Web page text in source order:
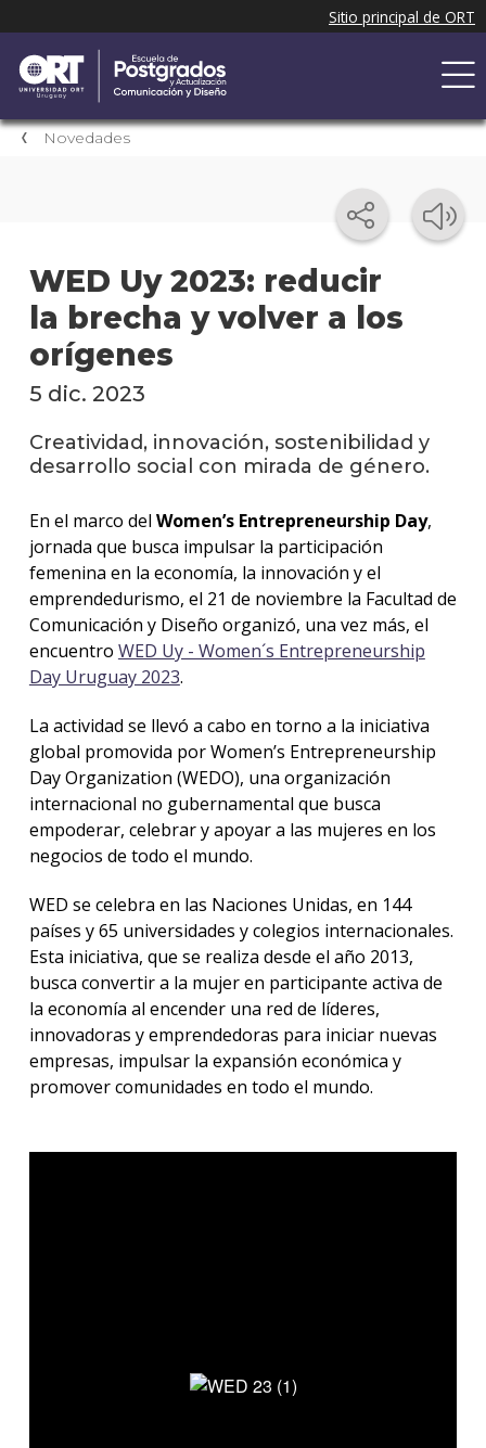
Novedades
WED Uy 2023: reducir
la brecha y volver a los
orígenes
5 dic. 2023
Creatividad, innovación, sostenibilidad y
desarrollo social con mirada de género.
En el marco del Women’s Entrepreneurship Day,
jornada que busca impulsar la participación
femenina en la economía, la innovación y el
emprendedurismo, el 21 de noviembre la Facultad de
Comunicación y Diseño organizó, una vez más, el
encuentro WED Uy - Women´s Entrepreneurship
Day Uruguay 2023.
La actividad se llevó a cabo en torno a la iniciativa
global promovida por Women’s Entrepreneurship
Day Organization (WEDO), una organización
internacional no gubernamental que busca
empoderar, celebrar y apoyar a las mujeres en los
negocios de todo el mundo.
WED se celebra en las Naciones Unidas, en 144
países y 65 universidades y colegios internacionales.
Esta iniciativa, que se realiza desde el año 2013,
busca convertir a la mujer en participante activa de
la economía al encender una red de líderes,
innovadoras y emprendedoras para iniciar nuevas
empresas, impulsar la expansión económica y
promover comunidades en todo el mundo.